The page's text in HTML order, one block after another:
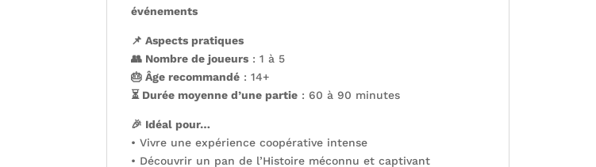
événements
📌 Aspects pratiques
👥 Nombre de joueurs : 1 à 5
🎂 Âge recommandé : 14+
⏳ Durée moyenne d’une partie : 60 à 90 minutes
🎉 Idéal pour…
• Vivre une expérience coopérative intense
• Découvrir un pan de l’Histoire méconnu et captivant